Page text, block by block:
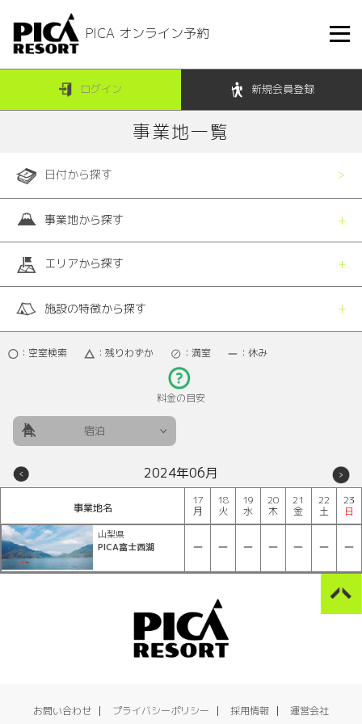
PICA オンライン予約
ログイン 新規会員登録
事業地一覧
日付から探す
事業地から探す
エリアから探す
施設の特徴から探す
：空室検索 ：残りわずか ：満室 ：休み
料金の目安
宿泊
2024年06月
事業地名
17
月
18
火
19
水
20
木
21
金
22
土
23
日
山梨県
PICA富士西湖
お問い合わせ プライバシーポリシー 採用情報 運営会社